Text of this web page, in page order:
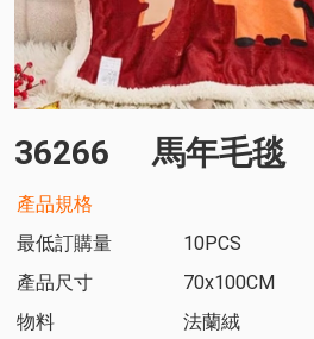
36266 馬年毛毯
產品規格
最低訂購量
10PCS
產品尺寸
70x100CM
物料
法蘭絨